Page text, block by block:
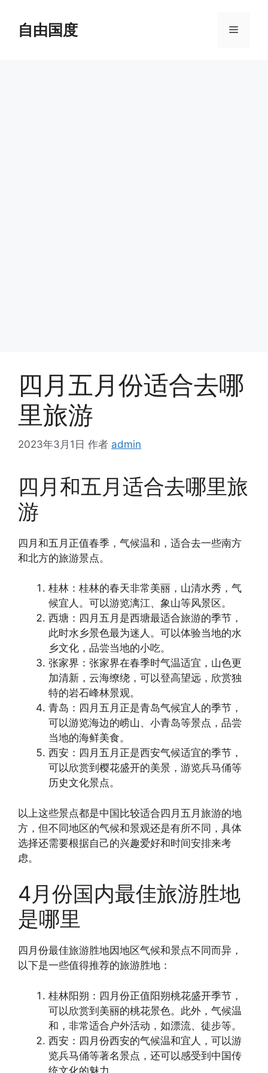
自由国度 菜
四月五月份适合去哪
里旅游
2023年3月1日 作者 admin
四月和五月适合去哪里旅
游
四月和五月正值春季，气候温和，适合去一些南方
和北方的旅游景点。
桂林：桂林的春天非常美丽，山清水秀，气
候宜人。可以游览漓江、象山等风景区。
西塘：四月五月是西塘最适合旅游的季节，
此时水乡景色最为迷人。可以体验当地的水
乡文化，品尝当地的小吃。
张家界：张家界在春季时气温适宜，山色更
加清新，云海缭绕，可以登高望远，欣赏独
特的岩石峰林景观。
青岛：四月五月正是青岛气候宜人的季节，
可以游览海边的崂山、小青岛等景点，品尝
当地的海鲜美食。
西安：四月五月正是西安气候适宜的季节，
可以欣赏到樱花盛开的美景，游览兵马俑等
历史文化景点。
以上这些景点都是中国比较适合四月五月旅游的地
方，但不同地区的气候和景观还是有所不同，具体
选择还需要根据自己的兴趣爱好和时间安排来考
虑。
4月份国内最佳旅游胜地
是哪里
四月份最佳旅游胜地因地区气候和景点不同而异，
以下是一些值得推荐的旅游胜地：
桂林阳朔：四月份正值阳朔桃花盛开季节，
可以欣赏到美丽的桃花景色。此外，气候温
和，非常适合户外活动，如漂流、徒步等。
西安：四月份西安的气候温和宜人，可以游
览兵马俑等著名景点，还可以感受到中国传
统文化的魅力。